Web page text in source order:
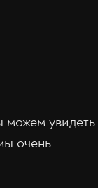
увидеть
очень